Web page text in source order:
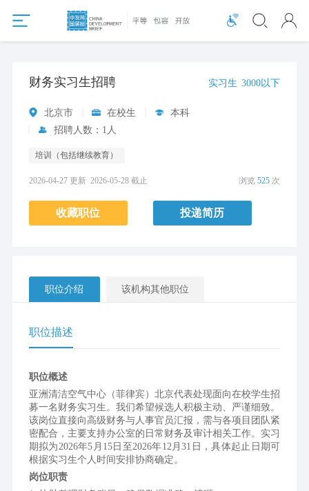
财务实习生招聘 实习生 3000以下
北京市 在校生
本科
招聘人数：1人
培训（包括继续教育）
2026-04-27 更新 2026-05-28 截止 浏览525 次
收藏职位 投递简历
职位介绍 该机构其他职位
职位描述
职位概述
亚洲清洁空气中心（菲律宾）北京代表处现面向在校学生招
募一名财务实习生。我们希望候选人积极主动、严谨细致。
该岗位直接向高级财务与人事官员汇报，需与各项目团队紧
密配合，主要支持办公室的日常财务及审计相关工作。实习
期拟为2026年5月15日至2026年12月31日，具体起止日期可
根据实习生个人时间安排协商确定。
岗位职责